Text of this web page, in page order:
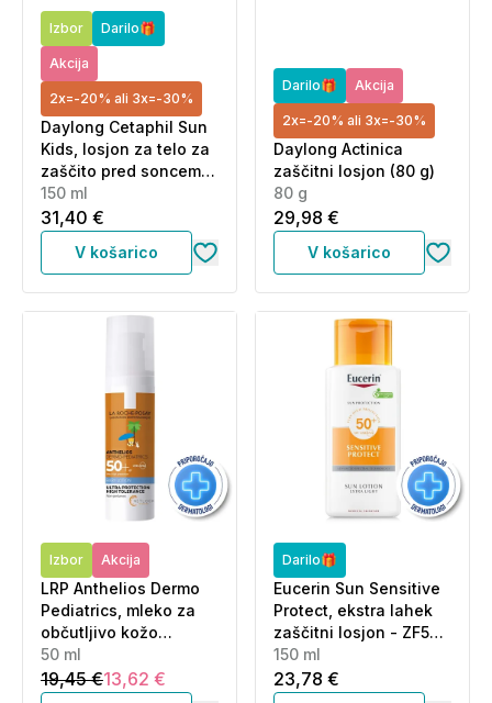
Izbor Darilo🎁
Akcija
2x=-20% ali 3x=-30%
Daylong Cetaphil Sun
Kids, losjon za telo za
zaščito pred soncem -
ZF50+ (150 ml)
150 ml
31,40 €
V košarico
Darilo🎁 Akcija
2x=-20% ali 3x=-30%
Daylong Actinica
zaščitni losjon (80 g)
80 g
29,98 €
V košarico
Izbor Akcija
LRP Anthelios Dermo
Pediatrics, mleko za
občutljivo kožo
dojenčkov - ZF50+ (50
ml)
50 ml
19,45 €13,62 €
Darilo🎁
Eucerin Sun Sensitive
Protect, ekstra lahek
zaščitni losjon - ZF50+
(150 ml)
150 ml
23,78 €